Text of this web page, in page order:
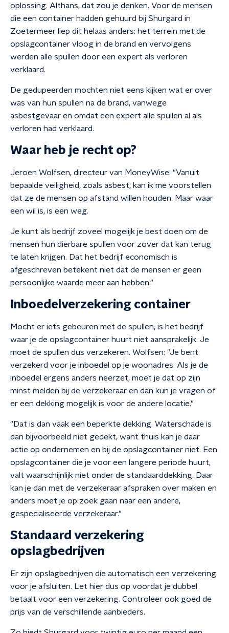
oplossing. Althans, dat zou je denken. Voor de mensen
die een container hadden gehuurd bij Shurgard in
Zoetermeer liep dit helaas anders: het terrein met de
opslagcontainer vloog in de brand en vervolgens
werden alle spullen door een expert als verloren
verklaard.
De gedupeerden mochten niet eens kijken wat er over
was van hun spullen na de brand, vanwege
asbestgevaar en omdat een expert alle spullen al als
verloren had verklaard.
Waar heb je recht op?
Jeroen Wolfsen, directeur van MoneyWise: "Vanuit
bepaalde veiligheid, zoals asbest, kan ik me voorstellen
dat ze de mensen op afstand willen houden. Maar waar
een wil is, is een weg.
Je kunt als bedrijf zoveel mogelijk je best doen om de
mensen hun dierbare spullen voor zover dat kan terug
te laten krijgen. Dat het bedrijf economisch is
afgeschreven betekent niet dat de mensen er geen
persoonlijke waarde meer aan hebben."
Inboedelverzekering container
Mocht er iets gebeuren met de spullen, is het bedrijf
waar je de opslagcontainer huurt niet aansprakelijk. Je
moet de spullen dus verzekeren. Wolfsen: "Je bent
verzekerd voor je inboedel op je woonadres. Als je de
inboedel ergens anders neerzet, moet je dat op zijn
minst melden bij de verzekeraar en dan kun je vragen of
er een dekking mogelijk is voor de andere locatie."
"Dat is dan vaak een beperkte dekking. Waterschade is
dan bijvoorbeeld niet gedekt, want thuis kan je daar
actie op ondernemen en bij de opslagcontainer niet. Een
opslagcontainer die je voor een langere periode huurt,
valt waarschijnlijk niet onder de standaarddekking. Daar
kan je dan met de verzekeraar afspraken over maken en
anders moet je op zoek gaan naar een andere,
gespecialiseerde verzekeraar."
Standaard verzekering
opslagbedrijven
Er zijn opslagbedrijven die automatisch een verzekering
voor je afsluiten. Let hier dus op voordat je dubbel
betaalt voor een verzekering. Controleer ook goed de
prijs van de verschillende aanbieders.